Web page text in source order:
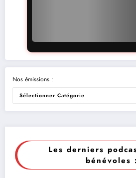
Nos émissions :
Les derniers
bénévoles :